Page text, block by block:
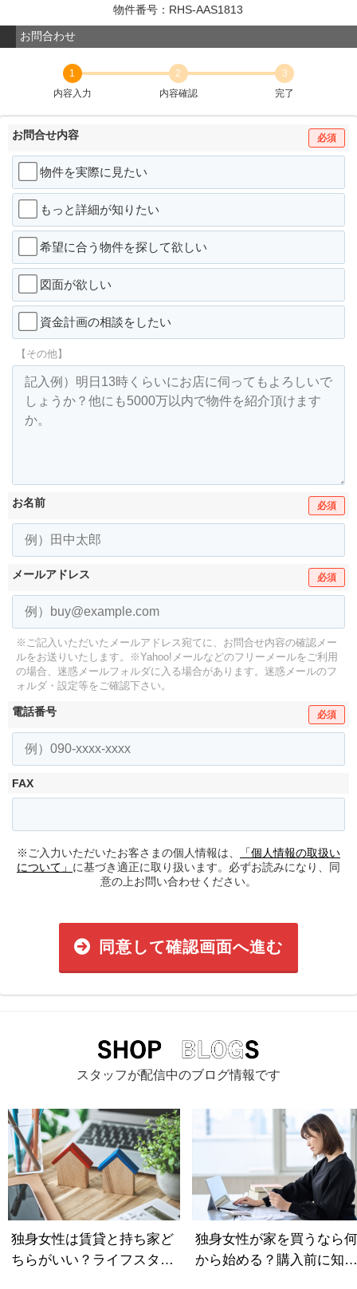
物件番号：RHS-AAS1813
お問合わせ
1
内容入力
2
内容確認
3
完了
お問合せ内容 必須
物件を実際に見たい
もっと詳細が知りたい
希望に合う物件を探して欲しい
図面が欲しい
資金計画の相談をしたい
【その他】
お名前 必須
メールアドレス 必須
※ご記入いただいたメールアドレス宛てに、お問合せ内容の確認メー
ルをお送りいたします。
※Yahoo!メールなどのフリーメールをご利用
の場合、迷惑メールフォルダに入る場合があります。 迷惑メールのフ
ォルダ・設定等をご確認下さい。
電話番号 必須
FAX
※ご入力いただいたお客さまの個人情報は、
「個人情報の取扱い
について」 に基づき適正に取り扱います。必ずお読みになり、同
意の上お問い合わせください。
同意して確認画面へ進む
スタッフが配信中のブログ情報です